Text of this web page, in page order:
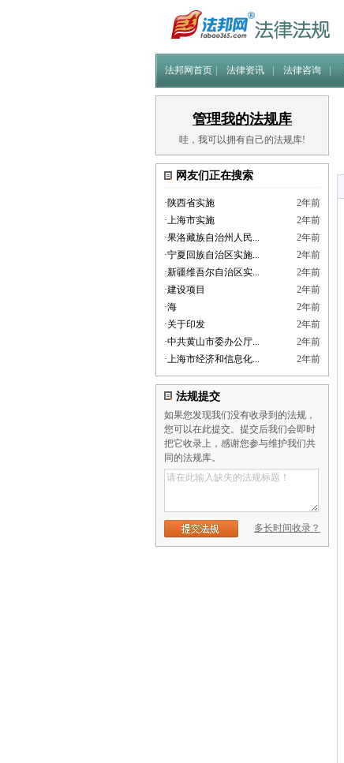
法邦网首页 法律资讯 法律咨询
管理我的法规库
哇，我可以拥有自己的法规库!
网友们正在搜索
·陕西省实施
2年前
·上海市实施
2年前
·果洛藏族自治州人民...
2年前
·宁夏回族自治区实施...
2年前
·新疆维吾尔自治区实...
2年前
·建设项目
2年前
·海
2年前
·关于印发
2年前
·中共黄山市委办公厅...
2年前
·上海市经济和信息化... 2年前
法规提交
如果您发现我们没有收录到的法规，
您可以在此提交。提交后我们会即时
把它收录上，感谢您参与维护我们共
同的法规库。
多长时间收录？